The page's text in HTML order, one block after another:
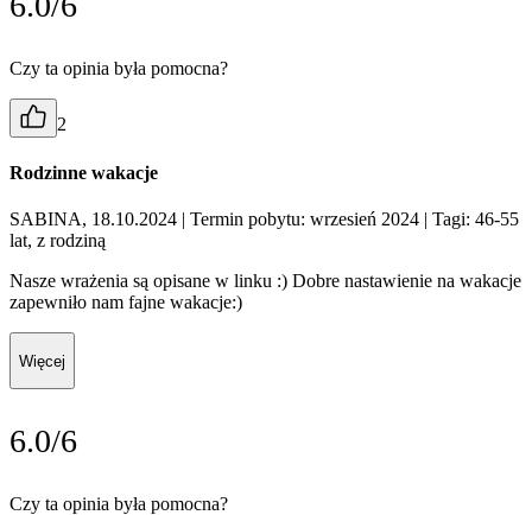
Czy ta opinia była pomocna?
2
Rodzinne wakacje
SABINA, 18.10.2024 | Termin pobytu: wrzesień 2024 | Tagi: 46-55
lat, z rodziną
Nasze wrażenia są opisane w linku :) Dobre nastawienie na wakacje
zapewniło nam fajne wakacje:)
Więcej
6.0/6
Czy ta opinia była pomocna?